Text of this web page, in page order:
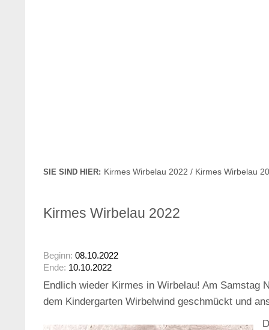
SIE SIND HIER: Kirmes Wirbelau 2022 / Kirmes Wirbelau
Kirmes Wirbelau 2022
Beginn: 08.10.2022
Ende: 10.10.2022
Endlich wieder Kirmes in Wirbelau! Am Samstag
dem Kindergarten Wirbelwind geschmückt und